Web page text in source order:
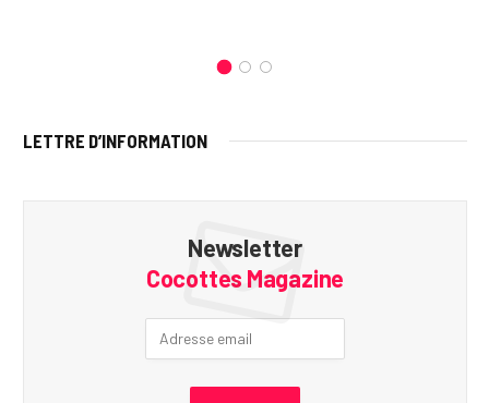
LETTRE D’INFORMATION
Newsletter
Cocottes Magazine